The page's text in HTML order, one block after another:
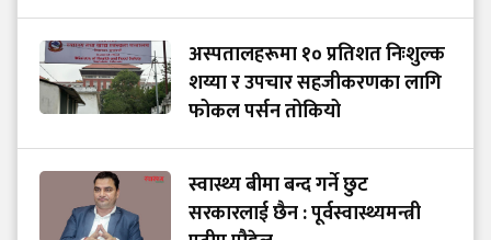
अस्पतालहरूमा १० प्रतिशत निःशुल्क
शय्या र उपचार सहजीकरणका लागि
फोकल पर्सन तोकियो
स्वास्थ्य बीमा बन्द गर्ने छुट
सरकारलाई छैन : पूर्वस्वास्थ्यमन्त्री